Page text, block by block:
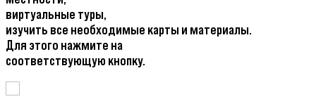
виртуальные туры,
изучить все необходимые карты и материалы.
Для этого нажмите на
соответствующую кнопку.